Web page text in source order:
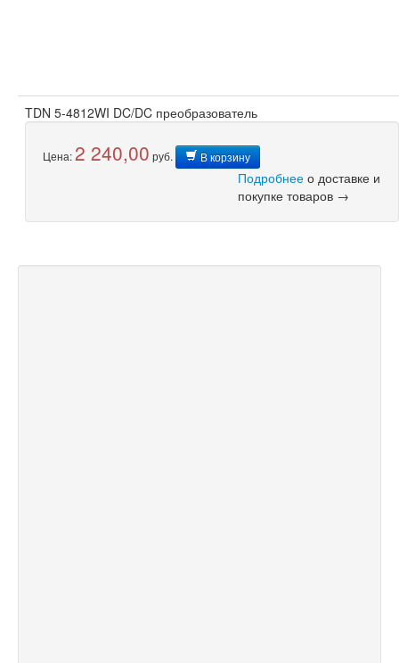
TDN 5-4812WI DC/DC преобразователь
Цена: 2 240,00 руб. В корзину
Подробнее о доставке и
покупке товаров →